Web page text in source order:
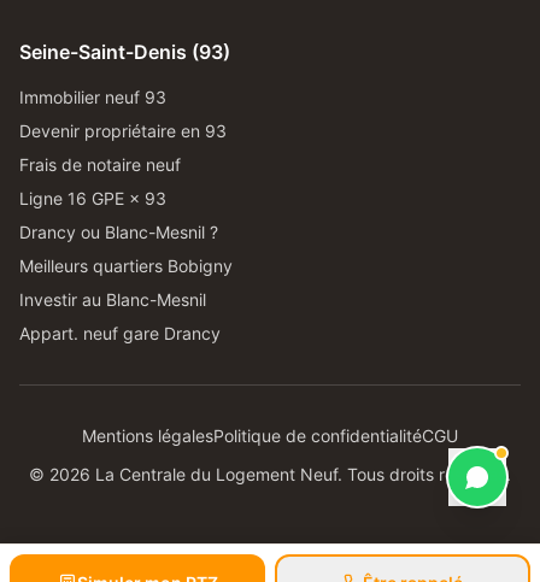
Seine-Saint-Denis (93)
Immobilier neuf 93
Devenir propriétaire en 93
Frais de notaire neuf
Ligne 16 GPE × 93
Drancy ou Blanc-Mesnil ?
Meilleurs quartiers Bobigny
Investir au Blanc-Mesnil
Appart. neuf gare Drancy
Mentions légalesPolitique de confidentialitéCGU
© 2026 La Centrale du Logement Neuf. Tous droits réservés.